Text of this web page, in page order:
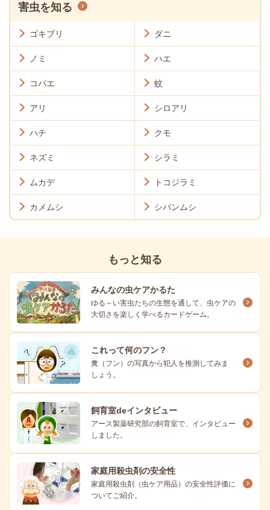
害虫を知る
ゴキブリ ダニ
ノミ ハエ
コバエ 蚊
アリ シロアリ
ハチ クモ
ネズミ シラミ
ムカデ トコジラミ
カメムシ シバンムシ
もっと知る
みんなの虫ケアかるた
ゆる～い害虫たちの生態を通して、虫ケアの
大切さを楽しく学べるカードゲーム。
これって何のフン？
糞（フン）の写真から犯人を推測してみま
しょう。
飼育室deインタビュー
アース製薬研究部の飼育室で、インタビュー
しました。
家庭用殺虫剤の安全性
家庭用殺虫剤（虫ケア用品）の安全性評価に
ついてご紹介。